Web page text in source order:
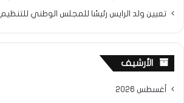
تعيين ولد الرايس رئيسًا للمجلس الوطني للتنظيم
الأرشيف
أغسطس 2026